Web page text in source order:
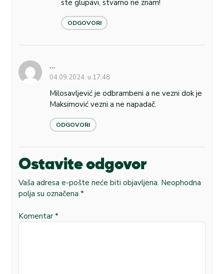
ste glupavi, stvarno ne znam!
ODGOVORI
...
04.09.2024. u 17:48
Milosavljević je odbrambeni a ne vezni dok je
Maksimović vezni a ne napadač.
ODGOVORI
Ostavite odgovor
Vaša adresa e-pošte neće biti objavljena. Neophodna
polja su označena *
Komentar *